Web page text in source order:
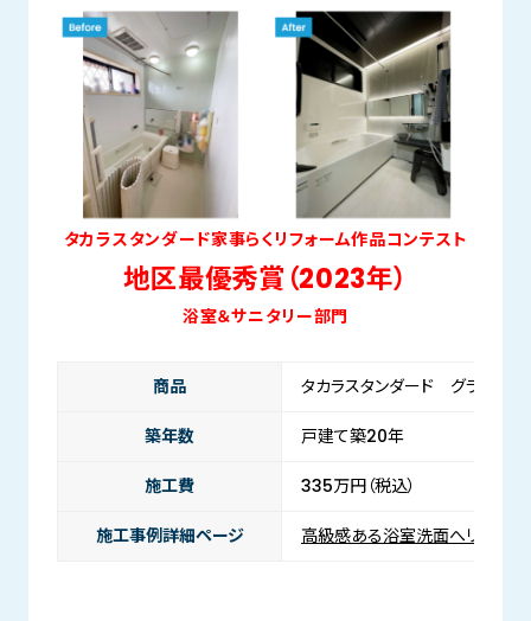
タカラスタンダード家事らくリフォーム作品コンテスト
地区最優秀賞（2023年）
浴室＆サニタリー部門
商品 タカラスタンダード グラン
築年数 戸建て築20年
施工費 335万円（税込）
施工事例詳細ページ 高級感ある浴室洗面へリフォー